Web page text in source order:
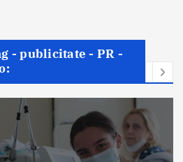
- publicitate - PR -